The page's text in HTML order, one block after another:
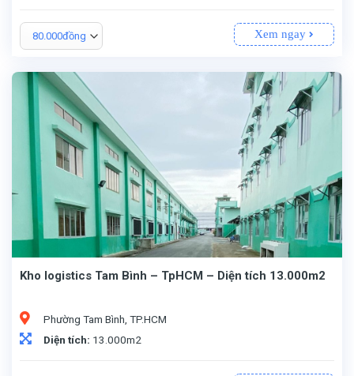
80.000đồng Xem ngay
Kho logistics Tam Bình – TpHCM – Diện tích 13.000m2
Phường Tam Bình, TP.HCM
Diện tích: 13.000m2